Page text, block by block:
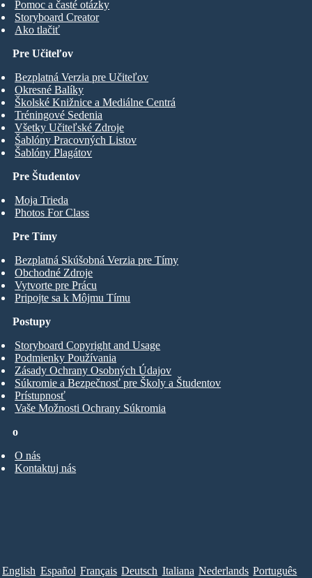
Pomoc a časté otázky
Storyboard Creator
Ako tlačiť
Pre Študentov
Moja Trieda
Photos For Class
Pre Učiteľov
Bezplatná Verzia pre Učiteľov
Okresné Balíky
Školské Knižnice a Mediálne Centrá
Tréningové Sedenia
Všetky Učiteľské Zdroje
Šablóny Pracovných Listov
Šablóny Plagátov
Pre Tímy
Bezplatná Skúšobná Verzia pre Tímy
Obchodné Zdroje
Vytvorte pre Prácu
Pripojte sa k Môjmu Tímu
o
O nás
Kontaktuj nás
Postupy
Storyboard Copyright and Usage
Podmienky Používania
Zásady Ochrany Osobných Údajov
Súkromie a Bezpečnosť pre Školy a Študentov
Prístupnosť
Vaše Možnosti Ochrany Súkromia
English Español Français Deutsch Italiana Nederlands Português